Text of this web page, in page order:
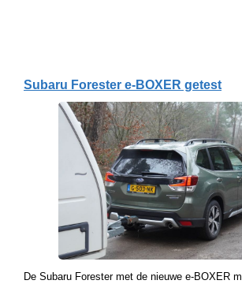
Subaru Forester e-BOXER getest
De Subaru Forester met de nieuwe e-BOXER